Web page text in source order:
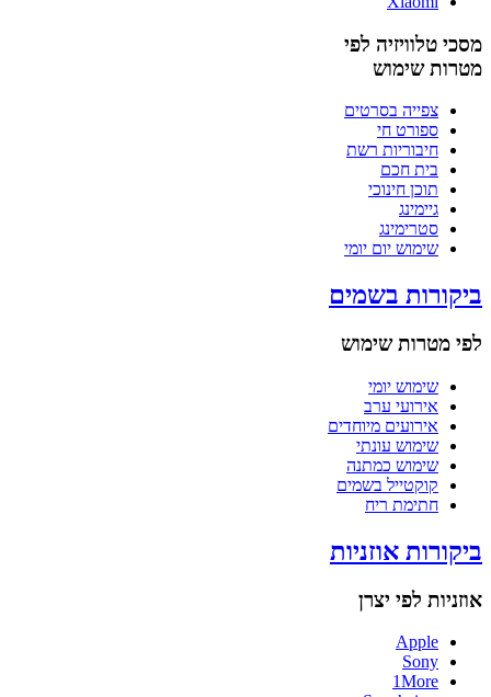
מסכי טלוויזיה לפי
מטרות שימוש
צפייה בסרטים
ספורט חי
חיבוריות רשת
בית חכם
תוכן חינוכי
גיימינג
סטרימינג
שימוש יום יומי
ביקורות בשמים
לפי מטרות שימוש
שימוש יומי
אירועי ערב
אירועים מיוחדים
שימוש עונתי
שימוש כמתנה
קוקטייל בשמים
חתימת ריח
ביקורות אוזניות
אוזניות לפי יצרן
Apple
Sony
1More